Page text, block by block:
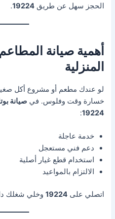
الحجز سهل عن طريق19224
.
أهمية صيانة
المنزلية
لو عندك مطعم أو مشروع أكل
خسارة وقت وفلوس. فيصيانة
19224
:
خدمة عاجلة
دعم فني مستعجل
استخدام قطع غيار أصلية
الالتزام بالمواعيد
اتصلي على19224 وخلي شغلك